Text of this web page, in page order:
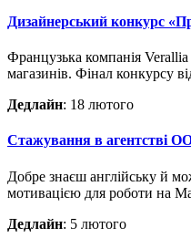
Дизайнерський конкурс
Французька компанія
магазинів. Фінал конкурсу
Дедлайн: 18 лютого
Стажування в агентстві
Добре знаєш англійську й
мотивацією для роботи на
Дедлайн: 5 лютого